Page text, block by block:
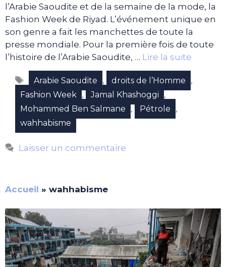
l’Arabie Saoudite et de la semaine de la mode, la
Fashion Week de Riyad. L’événement unique en
son genre a fait les manchettes de toute la
presse mondiale. Pour la première fois de toute
l’histoire de l’Arabie Saoudite, … Lire la suite
Étiquettes
Arabie Saoudite , droits de l’Homme ,
Fashion Week , Jamal Khashoggi ,
Mohammed Ben Salmane , Pétrole ,
wahhabisme
Laisser un commentaire
Accueil » wahhabisme